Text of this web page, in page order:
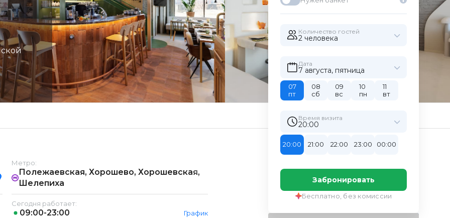
Метро:
Полежаевская, Хорошево, Хорошевская,
Шелепиха
Сегодня работает:
09:00-23:00 График
Количество гостей
2 человекa
Дата
7 августа, пятница
07
пт
08
сб
09
вс
10
пн
11
вт
Время визита
20:00
20:00 21:00 22:00 23:00 00:00
Забронировать
Бесплатно, без комиссии